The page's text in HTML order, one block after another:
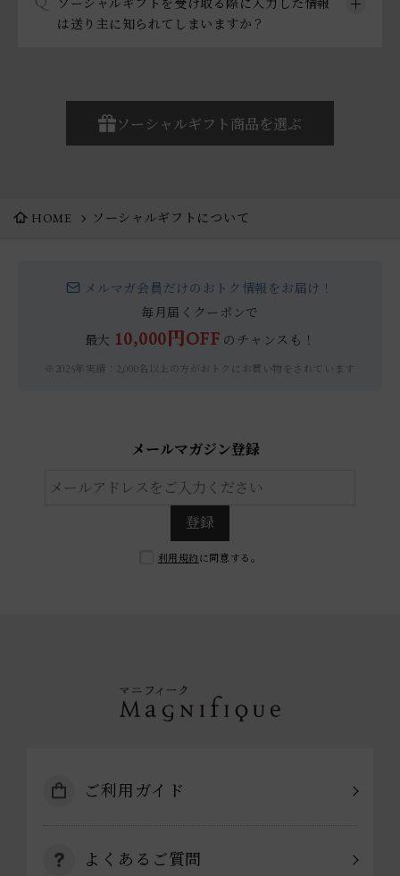
ソーシャルギフトを受け取る際に入力した情報
は送り主に知られてしまいますか？
ソーシャルギフト商品を選ぶ
HOME ソーシャルギフトについて
メルマガ会員だけのおトク情報をお届け！
毎月届くクーポンで
最大 10,000円OFF のチャンスも！
※2025年実績：2,000名以上の方がおトクにお買い物をされています
メールマガジン登録
登録
利用規約 に同意する。
ご利用ガイド
よくあるご質問